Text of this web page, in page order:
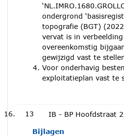
ondergrond
topografie (BGT)
vervat is in
overeenkomstig
gewijzigd vast te
Voor onderhavig
exploitatieplan vast te
13 IB - BP Hoofdstraat
Bijlagen